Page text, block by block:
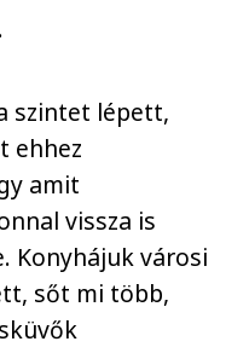
szintet lépett,
ehhez
amit
vissza is
Konyhájuk városi
sőt mi több,